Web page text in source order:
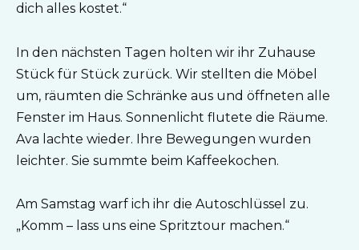
dich alles kostet.“
In den nächsten Tagen holten wir ihr Zuhause
Stück für Stück zurück. Wir stellten die Möbel
um, räumten die Schränke aus und öffneten alle
Fenster im Haus. Sonnenlicht flutete die Räume.
Ava lachte wieder. Ihre Bewegungen wurden
leichter. Sie summte beim Kaffeekochen.
Am Samstag warf ich ihr die Autoschlüssel zu.
„Komm – lass uns eine Spritztour machen.“